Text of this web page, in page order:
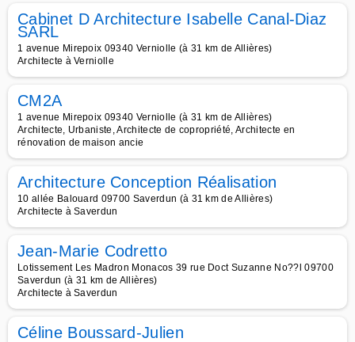
Cabinet D Architecture Isabelle Canal-Diaz
SARL
1 avenue Mirepoix 09340 Verniolle (à 31 km de Allières)
Architecte à Verniolle
CM2A
1 avenue Mirepoix 09340 Verniolle (à 31 km de Allières)
Architecte, Urbaniste, Architecte de copropriété, Architecte en
rénovation de maison ancie
Architecture Conception Réalisation
10 allée Balouard 09700 Saverdun (à 31 km de Allières)
Architecte à Saverdun
Jean-Marie Codretto
Lotissement Les Madron Monacos 39 rue Doct Suzanne No??l 09700
Saverdun (à 31 km de Allières)
Architecte à Saverdun
Céline Boussard-Julien